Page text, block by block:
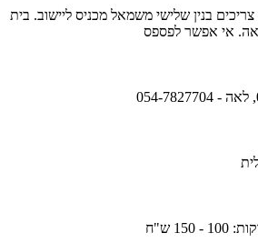
בנין שלישי משמאל מכניס ליישוב. בית
נאה. אי אפשר לפספס
ש"ח